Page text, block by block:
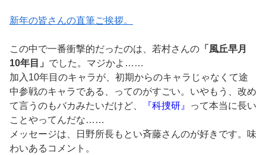
新年の皆さんの直筆ご挨拶。
この中で一番衝撃的だったのは、若村さんの 「風丘早月
10年目」 でした。マジかよ……
加入10年目のキャラが、初期からのキャラじゃなくて途
中参戦のキャラである、ってのがすごい。いやもう、改め
て言うのもバカみたいだけど、
『科捜研』
って本当に長い
ことやってんだな……
メッセージは、日野所長もとい斉藤さんのが好きです。味
わいあるコメント。